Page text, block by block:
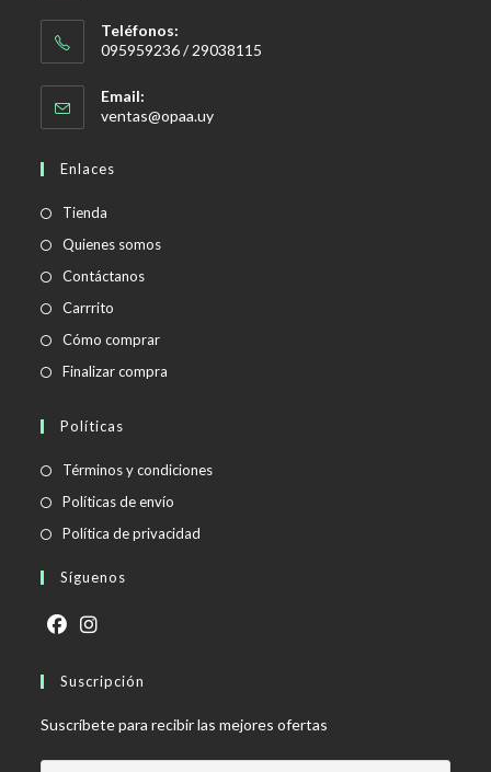
Teléfonos:
095959236 / 29038115
Email:
ventas@opaa.uySe
Enlaces
Tienda
Quienes somos
Contáctanos
Carrrito
Cómo comprar
Finalizar compra
Políticas
Términos y condicionesSe
Políticas de envío
abre
Política de privacidad
Síguenos
abre
una
nueva
abre
una
nueva
Suscripción
Suscríbete para recibir las mejores ofertas